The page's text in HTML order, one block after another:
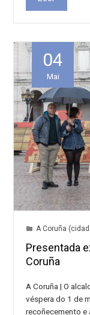
04
Mai
A Coruña
Presentada
Coruña
A Coruña | O
véspera do 1 de
recoñecemento e